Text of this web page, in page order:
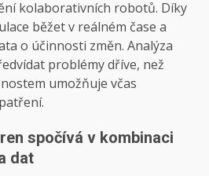
kolaborativních robotů. Díky
běžet v reálném čase a
o účinnosti změn. Analýza
problémy dříve, než
umožňuje včas
spočívá v kombinaci
dat